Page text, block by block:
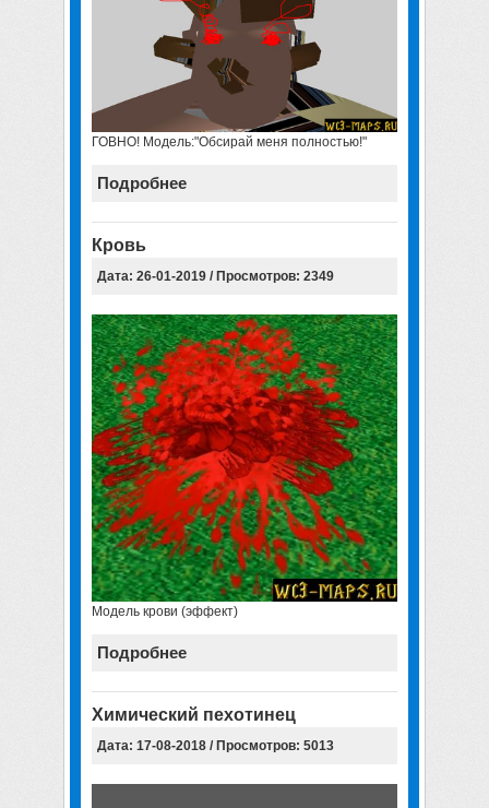
ГОВНО! Модель:"Обсирай меня полностью!"
Подробнее
Кровь
Дата: 26-01-2019 / Просмотров: 2349
Модель крови (эффект)
Подробнее
Химический пехотинец
Дата: 17-08-2018 / Просмотров: 5013